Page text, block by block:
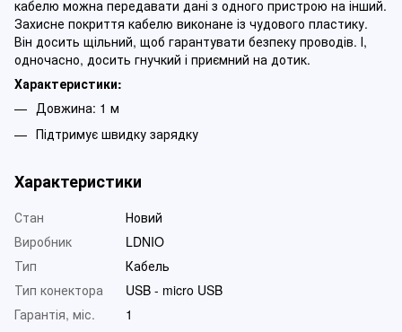
кабелю можна передавати дані з одного пристрою на інший.
Захисне покриття кабелю виконане із чудового пластику.
Він досить щільний, щоб гарантувати безпеку проводів. І,
одночасно, досить гнучкий і приємний на дотик.
Характеристики:
Довжина: 1 м
Підтримує швидку зарядку
Характеристики
Стан
Новий
Виробник
LDNIO
Тип
Кабель
Тип конектора
USB - micro USB
Гарантія, міс.
1